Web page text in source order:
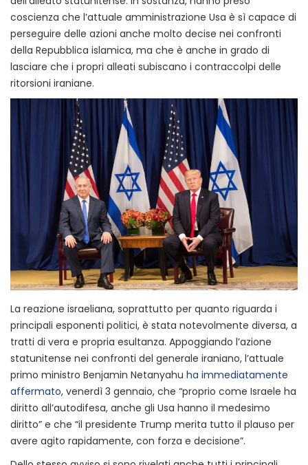
coscienza che l’attuale amministrazione Usa è sì capace di
perseguire delle azioni anche molto decise nei confronti
della Repubblica islamica, ma che è anche in grado di
lasciare che i propri alleati subiscano i contraccolpi delle
ritorsioni iraniane.
La reazione israeliana, soprattutto per quanto riguarda i
principali esponenti politici, è stata notevolmente diversa, a
tratti di vera e propria esultanza. Appoggiando l’azione
statunitense nei confronti del generale iraniano, l’attuale
primo ministro Benjamin Netanyahu ha immediatamente
affermato, venerdì 3 gennaio, che “proprio come Israele ha
diritto all’autodifesa, anche gli Usa hanno il medesimo
diritto” e che “il presidente Trump merita tutto il plauso per
avere agito rapidamente, con forza e decisione”.